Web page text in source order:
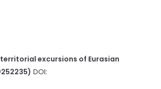
excursions of Eurasian
DOI: